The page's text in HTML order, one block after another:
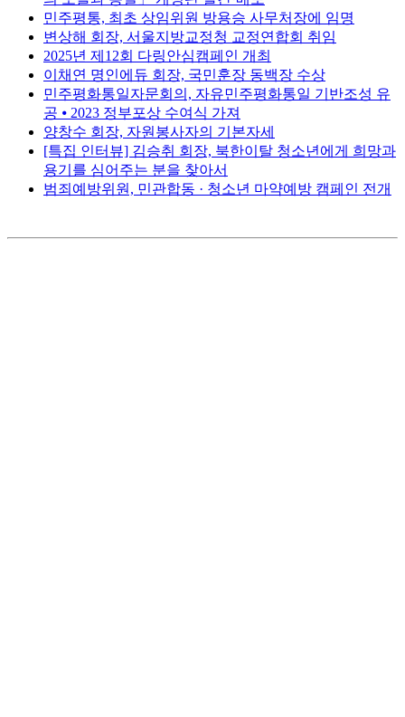
민주평통, 최초 상임위원 방용승 사무처장에 임명
변상해 회장, 서울지방교정청 교정연합회 취임
2025년 제12회 다링안심캠페인 개최
이채연 명인에듀 회장, 국민훈장 동백장 수상
민주평화통일자문회의, 자유민주평화통일 기반조성 유
공 ⦁ 2023 정부포상 수여식 가져
양창수 회장, 자원봉사자의 기본자세
[특집 인터뷰] 김승취 회장, 북한이탈 청소년에게 희망과
용기를 심어주는 분을 찾아서
범죄예방위원, 민관합동 · 청소년 마약예방 캠페인 전개